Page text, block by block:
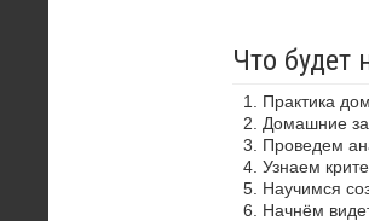
Что будет
Практика
Домашние
Проведем
Узнаем
Научимся
Начнём